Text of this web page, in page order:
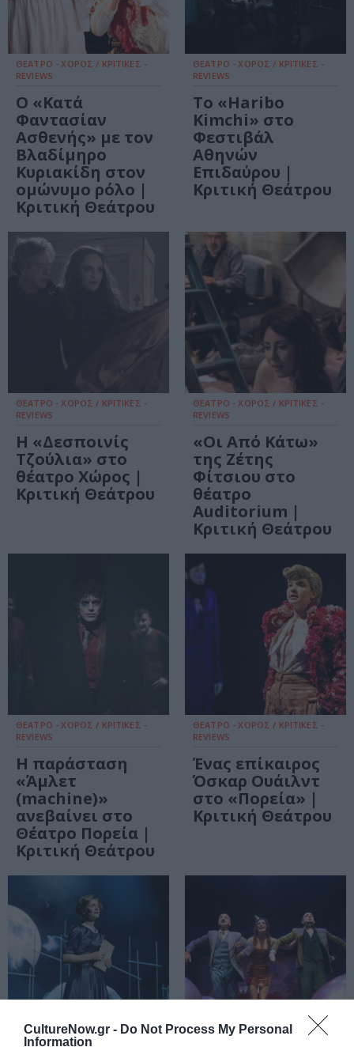
CultureNow.gr - Do Not Process My Personal
Information
ΘΕΑΤΡΟ - ΧΟΡΟΣ / ΚΡΙΤΙΚΕΣ -
REVIEWS
Ο «Κατά
Φαντασίαν
Ασθενής» με τον
Βλαδίμηρο
Κυριακίδη στον
ομώνυμο ρόλο |
Κριτική Θεάτρου
ΘΕΑΤΡΟ - ΧΟΡΟΣ / ΚΡΙΤΙΚΕΣ -
REVIEWS
Το «Haribo
Kimchi» στο
Φεστιβάλ
Αθηνών
Επιδαύρου |
Κριτική Θεάτρου
ΘΕΑΤΡΟ - ΧΟΡΟΣ / ΚΡΙΤΙΚΕΣ -
REVIEWS
Η «Δεσποινίς
Τζούλια» στο
θέατρο Χώρος |
Κριτική Θεάτρου
ΘΕΑΤΡΟ - ΧΟΡΟΣ / ΚΡΙΤΙΚΕΣ -
REVIEWS
«Οι Από Κάτω»
της Ζέτης
Φίτσιου στο
θέατρο
Auditorium |
Κριτική Θεάτρου
ΘΕΑΤΡΟ - ΧΟΡΟΣ / ΚΡΙΤΙΚΕΣ -
REVIEWS
Η παράσταση
«Άμλετ
(machine)»
ανεβαίνει στο
Θέατρο Πορεία |
Κριτική Θεάτρου
ΘΕΑΤΡΟ - ΧΟΡΟΣ / ΚΡΙΤΙΚΕΣ -
REVIEWS
Ένας επίκαιρος
Όσκαρ Ουάιλντ
στο «Πορεία» |
Κριτική Θεάτρου